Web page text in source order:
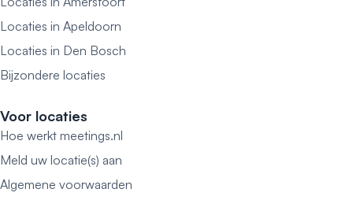
Locaties in Apeldoorn
Locaties in Den Bosch
Bijzondere locaties
Voor locaties
Hoe werkt meetings.nl
Meld uw locatie(s) aan
Algemene voorwaarden